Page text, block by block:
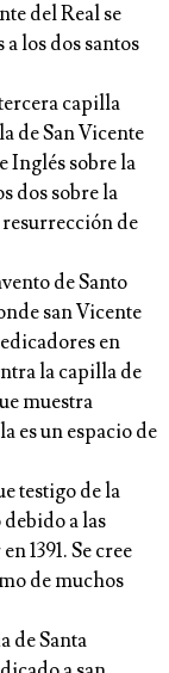
del Real se
los dos santos
capilla
de San Vicente
Inglés sobre la
dos sobre la
de
de Santo
san Vicente
en
la capilla de
muestra
es un espacio de
testigo de la
a las
1391. Se cree
de muchos
de Santa